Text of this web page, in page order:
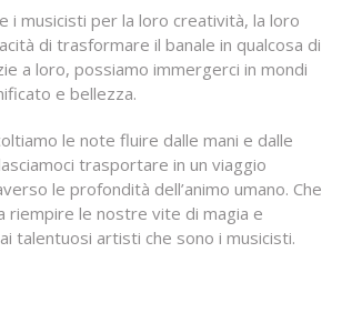
i musicisti per la loro creatività, la loro
di trasformare il banale in qualcosa di
a loro, possiamo immergerci in mondi
e bellezza.
le note fluire dalle mani e dalle
trasportare in un viaggio
le profondità dell’animo umano. Che
riempire le nostre vite di magia e
talentuosi artisti che sono i musicisti.